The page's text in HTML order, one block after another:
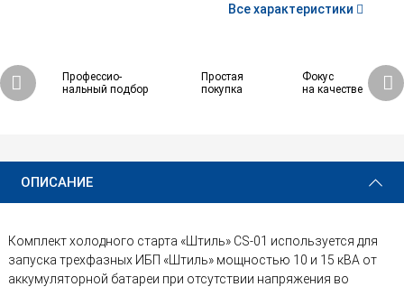
Все характеристики
Профессио-
нальный подбор
Простая
покупка
Фокус
на качестве
ОПИСАНИЕ
Комплект холодного старта «Штиль» CS-01 используется для
запуска трехфазных ИБП «Штиль» мощностью 10 и 15 кВА от
аккумуляторной батареи при отсутствии напряжения во